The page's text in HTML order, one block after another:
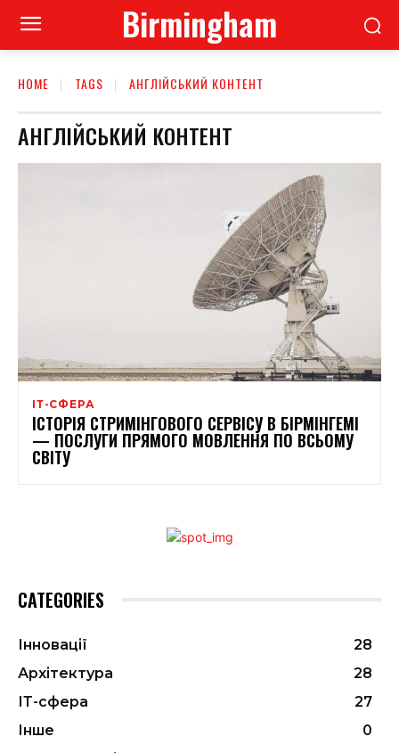
Birmingham
HOME TAGS АНГЛІЙСЬКИЙ КОНТЕНТ
АНГЛІЙСЬКИЙ КОНТЕНТ
ІТ-СФЕРА
ІСТОРІЯ СТРИМІНГОВОГО СЕРВІСУ В БІРМІНГЕМІ
— ПОСЛУГИ ПРЯМОГО МОВЛЕННЯ ПО ВСЬОМУ
СВІТУ
CATEGORIES
Інновації
28
Архітектура
28
ІТ-сфера
27
Інше
0